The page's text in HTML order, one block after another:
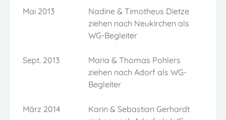
Mai 2013
Nadine & Timotheus Dietze
ziehen nach Neukirchen als
WG-Begleiter
Sept. 2013
Maria & Thomas Pohlers
ziehen nach Adorf als WG-
Begleiter
März 2014
Karin & Sebastian Gerhardt